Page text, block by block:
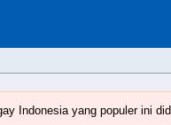
Indonesia yang populer ini